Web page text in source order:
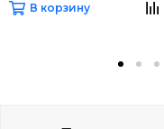
В корзину